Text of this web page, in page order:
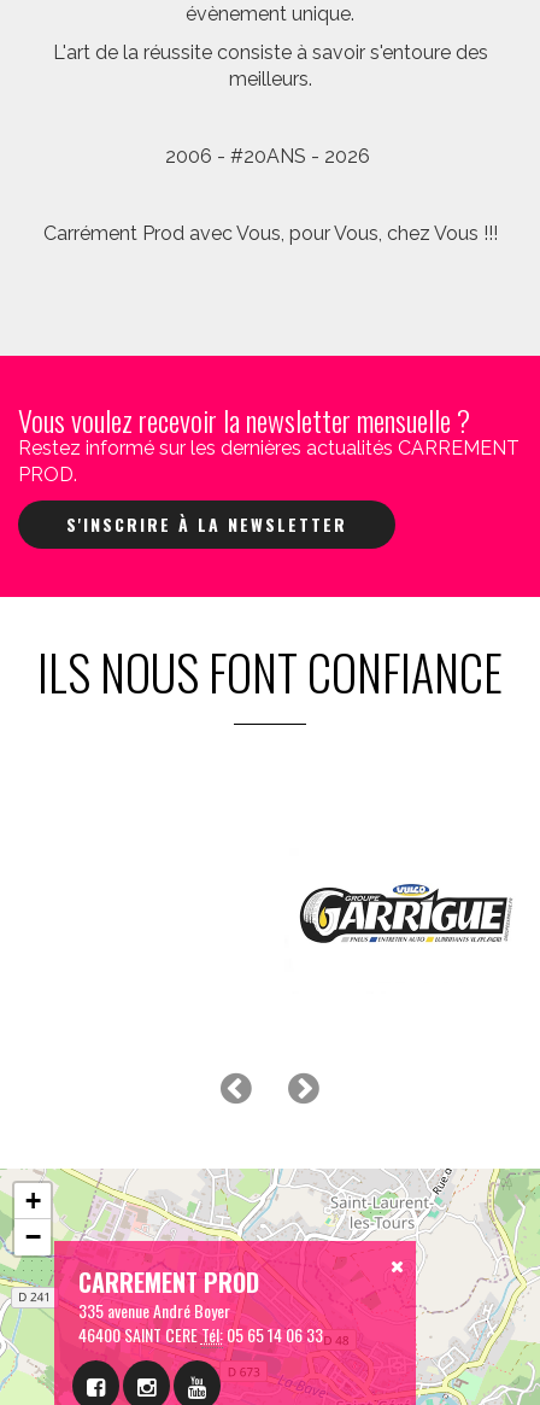
évènement unique.
L'art de la réussite consiste à savoir s'entoure des
meilleurs.
2006 - #20ANS - 2026
Carrément Prod avec Vous, pour Vous, chez Vous !!!
Vous voulez recevoir la newsletter mensuelle ?
Restez informé sur les dernières actualités CARREMENT
PROD.
S'INSCRIRE À LA NEWSLETTER
ILS NOUS FONT CONFIANCE
CARREMENT PROD
335 avenue André Boyer
46400 SAINT CERETél:05 65 14 06 33
+
−